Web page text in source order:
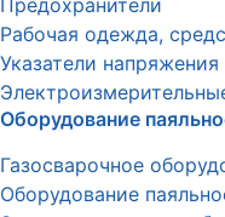
Предохранители
Рабочая одежда,
Указатели
Оборудование
Газосварочное
Оборудование